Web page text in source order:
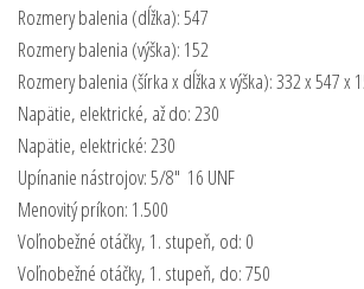
Rozmery balenia (dĺžka): 547
Rozmery balenia (výška): 152
Rozmery balenia (šírka x dĺžka x výška): 332 x 547 x
Napätie, elektrické, až do: 230
Napätie, elektrické: 230
Upínanie nástrojov: 5/8" ­ 16 UNF
Menovitý príkon: 1.500
Voľnobežné otáčky, 1. stupeň, od: 0
Voľnobežné otáčky, 1. stupeň, do: 750